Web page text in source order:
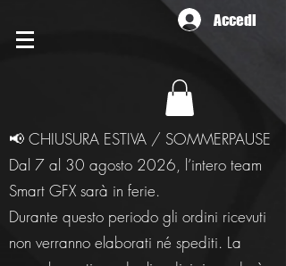
Accedi
📢 CHIUSURA ESTIVA / SOMMERPAUSE
Dal 7 al 30 agosto 2026, l’intero team
Smart GFX sarà in ferie.
Durante questo periodo gli ordini ricevuti
non verranno elaborati né spediti. La